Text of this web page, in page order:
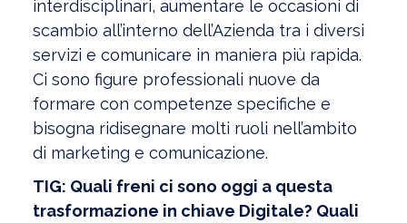
interdisciplinari, aumentare le occasioni di
scambio all’interno dell’Azienda tra i diversi
servizi e comunicare in maniera più rapida.
Ci sono figure professionali nuove da
formare con competenze specifiche e
bisogna ridisegnare molti ruoli nell’ambito
di marketing e comunicazione.
TIG: Quali freni ci sono oggi a questa
trasformazione in chiave Digitale? Quali